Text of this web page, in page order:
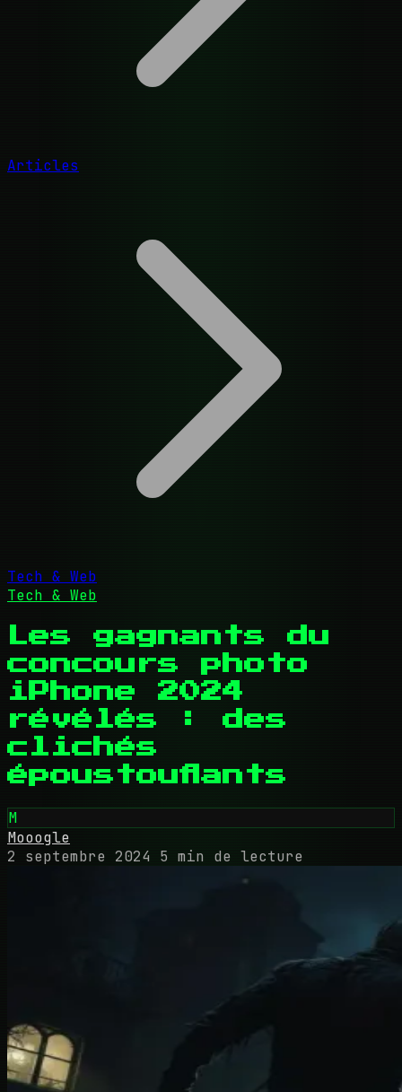
Articles
Tech & Web
Tech & Web
Les gagnants du
concours photo
iPhone 2024
révélés : des
clichés
époustouflants
M
Mooogle
2 septembre 2024
5 min de lecture